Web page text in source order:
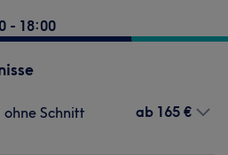
- 18:00
Schnitt
ab 165 €